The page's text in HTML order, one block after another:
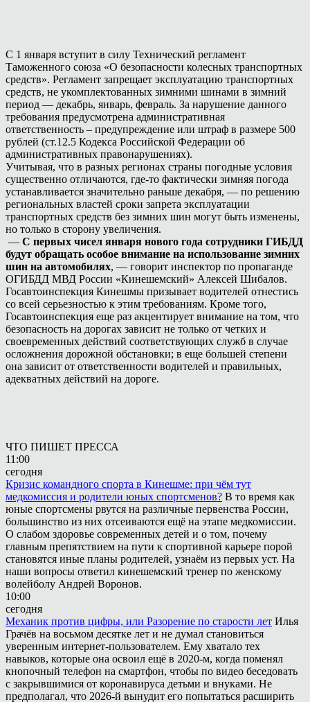
С 1 января вступит в силу Технический регламент
Таможенного союза «О безопасности колесных транспортных
средств». Регламент запрещает эксплуатацию транспортных
средств, не укомплектованных зимними шинами в зимний
период — декабрь, январь, февраль. За нарушение данного
требования предусмотрена административная
ответственность – предупреждение или штраф в размере 500
рублей (ст.12.5 Кодекса Российской Федерации об
административных правонарушениях).
Учитывая, что в разных регионах страны погодные условия
существенно отличаются, где-то фактически зимняя погода
устанавливается значительно раньше декабря, — по решению
региональных властей сроки запрета эксплуатации
транспортных средств без зимних шин могут быть изменены,
но только в сторону увеличения.
— С первых чисел января нового года сотрудники ГИБДД
будут обращать особое внимание на использование зимних
шин на автомобилях, — говорит инспектор по пропаганде
ОГИБДД МВД России «Кинешемский» Алексей Шибалов.
Госавтоинспекция Кинешмы призывает водителей отнестись
со всей серьезностью к этим требованиям. Кроме того,
Госавтоинспекция еще раз акцентирует внимание на том, что
безопасность на дорогах зависит не только от четких и
своевременных действий соответствующих служб в случае
осложнения дорожной обстановки; в еще большей степени
она зависит от ответственности водителей и правильных,
адекватных действий на дороге.
ЧТО ПИШЕТ ПРЕССА
11:00
сегодня
Кризис командного спорта в Кинешме: при чём тут
медкомиссия и родители юных спортсменов? В то время как
юные спортсмены рвутся на различные первенства России,
большинство из них отсеиваются ещё на этапе медкомиссии.
О слабом здоровье современных детей и о том, почему
главным препятствием на пути к спортивной карьере порой
становятся иные планы родителей, узнаём из первых уст. На
наши вопросы ответил кинешемский тренер по женскому
волейболу Андрей Воронов.
10:00
сегодня
Механик против цифры, или Разорение по старости лет Илья
Грачёв на восьмом десятке лет и не думал становиться
уверенным интернет-пользователем. Ему хватало тех
навыков, которые она освоил ещё в 2020-м, когда поменял
кнопочный телефон на смартфон, чтобы по видео беседовать
с закрывшимися от коронавируса детьми и внуками. Не
предполагал, что 2026-й вынудит его попытаться расширить